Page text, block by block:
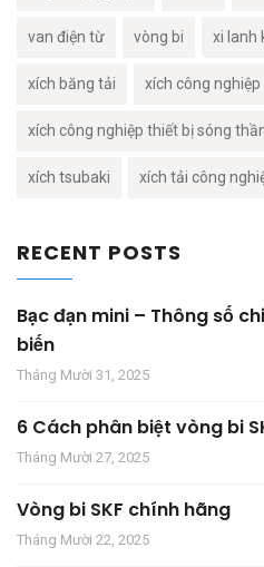
van điện từ vòng bi xi lanh
xích băng tải xích công nghiệp
xích công nghiệp thiết bị sóng
xích tsubaki xích tải công
RECENT POSTS
Bạc đạn mini – Thông số
biến
Tháng Mười 31, 2025
6 Cách phân biệt vòng bi
Tháng Mười 27, 2025
Vòng bi SKF chính hãng
Tháng Mười 22, 2025